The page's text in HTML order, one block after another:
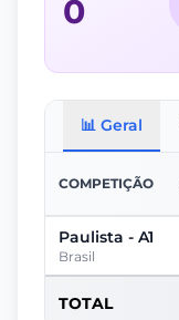
0
📊 Geral
COMPETIÇÃO
Paulista - A1
Brasil
TOTAL